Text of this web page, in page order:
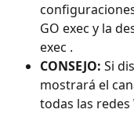
GO exec y la
exec .
CONSEJO: Si
mostrará el
todas las redes